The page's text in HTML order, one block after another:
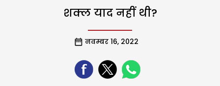
शक्ल याद नहीं थी?
नवम्बर 16, 2022